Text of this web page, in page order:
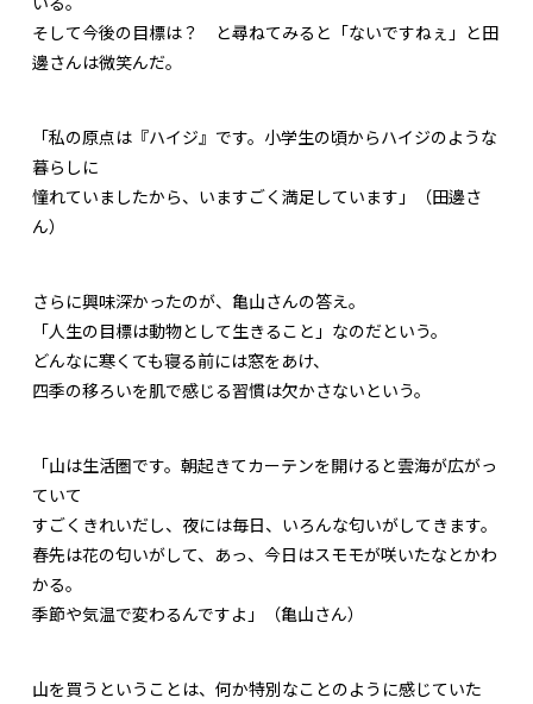
そして今後の目標は？ と尋ねてみると「ないですねぇ」と田
邊さんは微笑んだ。
「私の原点は『ハイジ』です。小学生の頃からハイジのような
暮らしに
憧れていましたから、いますごく満足しています」（田邊さ
ん）
さらに興味深かったのが、亀山さんの答え。
「人生の目標は動物として生きること」なのだという。
どんなに寒くても寝る前には窓をあけ、
四季の移ろいを肌で感じる習慣は欠かさないという。
「山は生活圏です。朝起きてカーテンを開けると雲海が広がっ
ていて
すごくきれいだし、夜には毎日、いろんな匂いがしてきます。
春先は花の匂いがして、あっ、今日はスモモが咲いたなとかわ
かる。
季節や気温で変わるんですよ」（亀山さん）
山を買うということは、何か特別なことのように感じていた